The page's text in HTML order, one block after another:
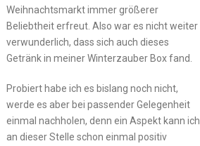
Weihnachtsmarkt immer größerer
Beliebtheit erfreut. Also war es nicht weiter
verwunderlich, dass sich auch dieses
Getränk in meiner Winterzauber Box fand.
Probiert habe ich es bislang noch nicht,
werde es aber bei passender Gelegenheit
einmal nachholen, denn ein Aspekt kann ich
an dieser Stelle schon einmal positiv